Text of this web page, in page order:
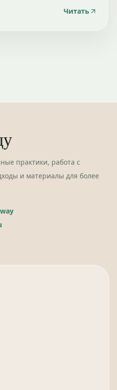
Читать
практики, работа с
и материалы для более